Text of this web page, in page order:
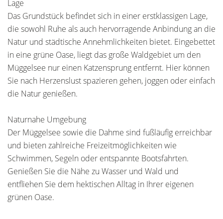
Lage
Das Grundstück befindet sich in einer erstklassigen Lage,
die sowohl Ruhe als auch hervorragende Anbindung an die
Natur und städtische Annehmlichkeiten bietet. Eingebettet
in eine grüne Oase, liegt das große Waldgebiet um den
Müggelsee nur einen Katzensprung entfernt. Hier können
Sie nach Herzenslust spazieren gehen, joggen oder einfach
die Natur genießen.
Naturnahe Umgebung
Der Müggelsee sowie die Dahme sind fußläufig erreichbar
und bieten zahlreiche Freizeitmöglichkeiten wie
Schwimmen, Segeln oder entspannte Bootsfahrten.
Genießen Sie die Nähe zu Wasser und Wald und
entfliehen Sie dem hektischen Alltag in Ihrer eigenen
grünen Oase.